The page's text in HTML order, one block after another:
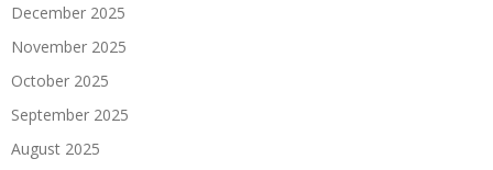
December 2025
November 2025
October 2025
September 2025
August 2025